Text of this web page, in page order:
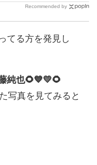
Recommended by
てる方を発見し
純也🌻💙💛🌻
写真を見てみると